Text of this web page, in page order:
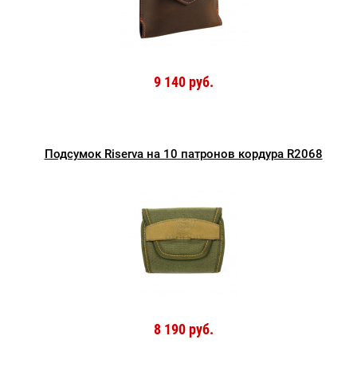
9 140 руб.
Подсумок Riserva на 10 патронов кордура R2068
8 190 руб.